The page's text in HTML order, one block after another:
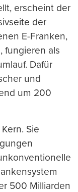
erscheint der
der
E-Franken,
fungieren als
Dafür
und
um 200
Sie
500 Milliarden